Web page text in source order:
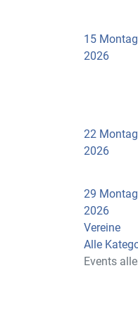
15
2026
22
2026
29
2026
Vereine
Alle
Events